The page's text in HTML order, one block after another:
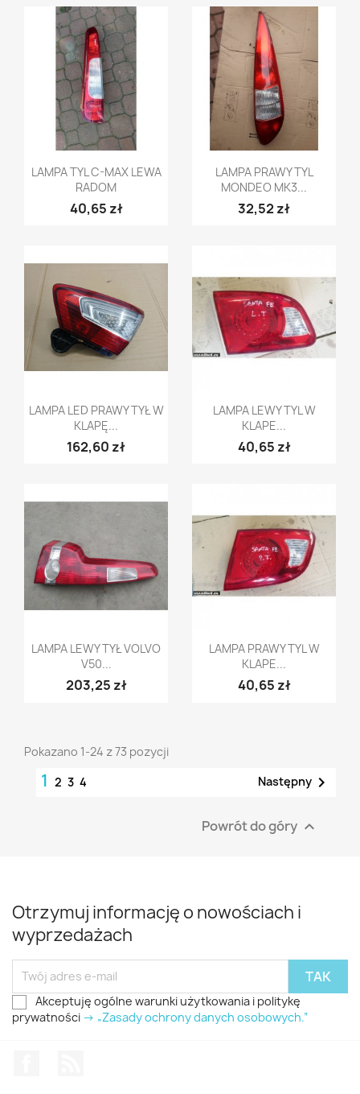
Szybki podgląd
LAMPA TYL C-MAX LEWA
RADOM
40,65 zł
Szybki podgląd
LAMPA PRAWY TYL
MONDEO MK3...
32,52 zł
Szybki podgląd
LAMPA LED PRAWY TYŁ W
KLAPĘ...
162,60 zł
Szybki podgląd
LAMPA LEWY TYL W
KLAPE...
40,65 zł
Szybki podgląd
LAMPA LEWY TYŁ VOLVO
V50...
203,25 zł
Szybki podgląd
LAMPA PRAWY TYL W
KLAPE...
40,65 zł
Pokazano 1-24 z 73 pozycji
1 2 3 4 Następny 
Powrót do góry 
Otrzymuj informację o nowościach i
wyprzedażach
Akceptuję ogólne warunki użytkowania i politykę
prywatności -> „Zasady ochrony danych osobowych.”